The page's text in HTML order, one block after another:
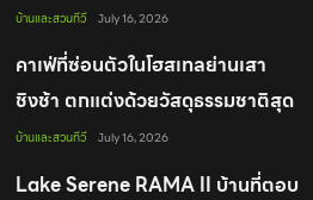
บ้านและสวนทีวี July 16, 2026
คาเฟ่ที่ซ่อนตัวในโฮสเทลย่านเสา
ชิงช้า ตกแต่งด้วยวัสดุธรรมชาติสุด
คราฟต์
บ้านและสวนทีวี July 16, 2026
Lake Serene RAMA II บ้านที่ตอบ